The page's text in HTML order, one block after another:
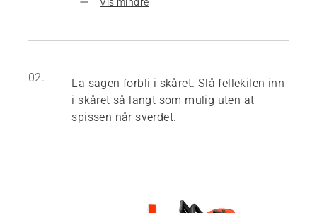
02.
La sagen forbli i skåret. Slå fellekilen inn
i skåret så langt som mulig uten at
spissen når sverdet.